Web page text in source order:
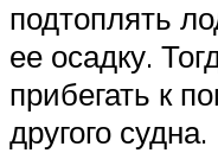
подтоплять
ее осадку.
прибегать к
другого судна.